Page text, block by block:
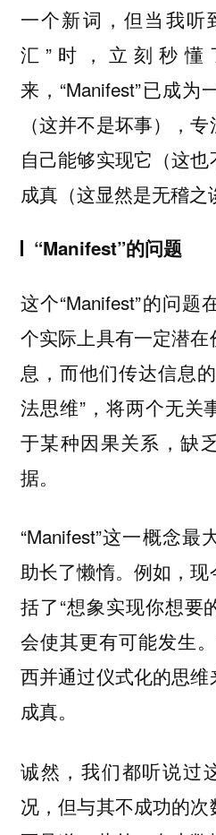
一个新词，但当我听
汇”时，立刻秒懂
来，“Manifest”已成
（这并不是坏事），
自己能够实现它（这
成真（这显然是无稽之
“Manifest”的问题
这个“Manifest”的问
个实际上具有一定潜
息，而他们传达信息
法思维”，将两个无关
于某种因果关系，缺
据。
“Manifest”这一概念
助长了懒惰。例如，
括了“想象实现你想要
会使其更有可能发生
西并通过仪式化的思
成真。
诚然，我们都听说过
况，但与其不成功的